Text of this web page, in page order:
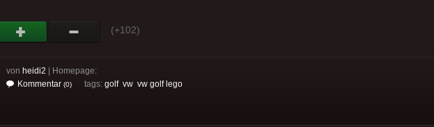
(+102)
von heidi2 | Homepage:
Kommentar (0) tags: golf vw vw golf lego